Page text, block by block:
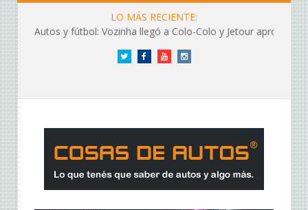
LO MÁS RECIENTE:
Autos y fútbol: Vozinha llegó a Colo-Colo y Jetour aprovechó los flashes
Twitter FacebookYouTubeInstagram